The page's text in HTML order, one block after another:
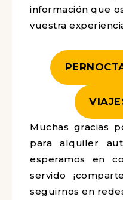
información que
vuestra
Muchas gracias
para alquiler
esperamos en
servido
seguirnos en